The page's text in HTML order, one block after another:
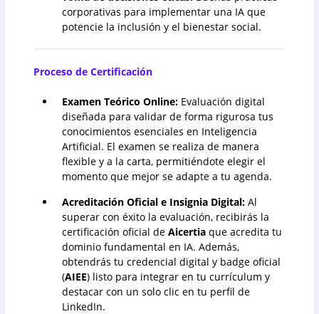
corporativas para implementar una IA que
potencie la inclusión y el bienestar social.
Proceso de Certificación
Examen Teórico Online: Evaluación digital
diseñada para validar de forma rigurosa tus
conocimientos esenciales en Inteligencia
Artificial. El examen se realiza de manera
flexible y a la carta, permitiéndote elegir el
momento que mejor se adapte a tu agenda.
Acreditación Oficial e Insignia Digital: Al
superar con éxito la evaluación, recibirás la
certificación oficial deAicertia que acredita tu
dominio fundamental en IA. Además,
obtendrás tu credencial digital y badge oficial
(AIEE) listo para integrar en tu currículum y
destacar con un solo clic en tu perfil de
LinkedIn.